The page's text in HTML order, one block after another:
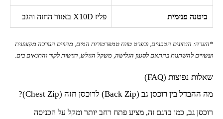
ביטנה פנימית פליז X10D באזור החזה והגב
*הערה: הנתונים הטכניים, ובפרט טווח טמפרטורות המים, מהווים הערכה מקצועית
ועשויים להשתנות בהתאם לסגנון הגלישה, משקל הגולש, רגישות לקור והתנאים בים.
שאלות נפוצות (FAQ
)
מה ההבדל בין רוכסן גב (Back Zip) לרוכסן חזה (Chest Zip
)?
רוכסן גב, כמו בדגם זה, מציע פתח רחב יותר ומקל על הכניסה